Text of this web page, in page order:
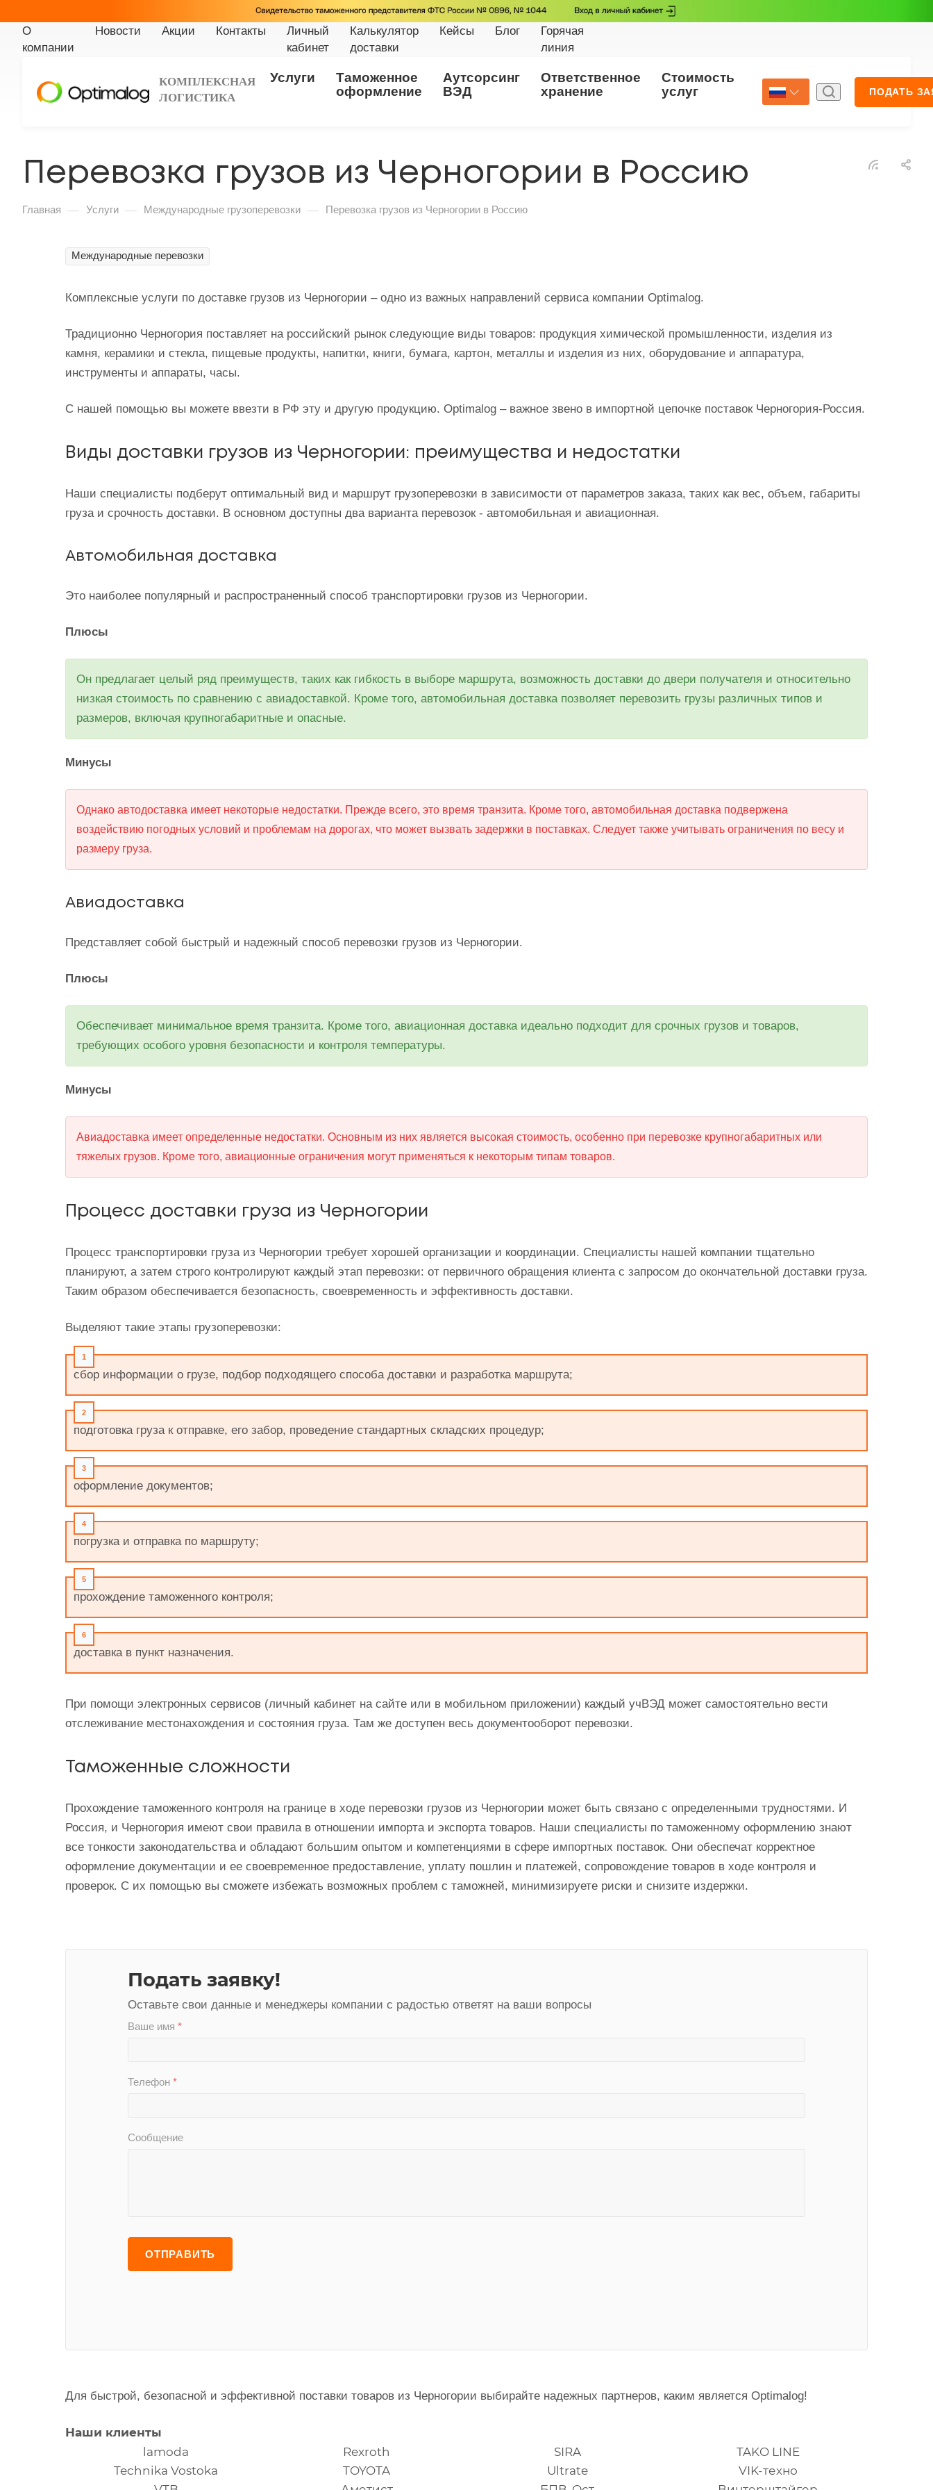
О
компании
Новости Акции Контакты
Личный
кабинет
Калькулятор
доставки
Кейсы Блог
Горячая
линия
КОМПЛЕКСНАЯ
ЛОГИСТИКА
Услуги
Таможенное
оформление
Аутсорсинг
ВЭД
Ответственное
хранение
Стоимость
услуг
Страхование
Select Language
ПОДАТЬ
Перевозка грузов из Черногории в Россию
Главная — Услуги — Международные грузоперевозки — Перевозка грузов из Черногории в Россию
Международные перевозки
Комплексные услуги по доставке грузов из Черногории – одно из важных направлений сервиса компании Optimalog.
Традиционно Черногория поставляет на российский рынок следующие виды товаров: продукция химической промышленности, изделия из
камня, керамики и стекла, пищевые продукты, напитки, книги, бумага, картон, металлы и изделия из них, оборудование и аппаратура,
инструменты и аппараты, часы.
С нашей помощью вы можете ввезти в РФ эту и другую продукцию. Optimalog – важное звено в импортной цепочке поставок Черногория-Россия.
Виды доставки грузов из Черногории: преимущества и недостатки
Наши специалисты подберут оптимальный вид и маршрут грузоперевозки в зависимости от параметров заказа, таких как вес, объем, габариты
груза и срочность доставки. В основном доступны два варианта перевозок - автомобильная и авиационная.
Автомобильная доставка
Это наиболее популярный и распространенный способ транспортировки грузов из Черногории.
Плюсы
Он предлагает целый ряд преимуществ, таких как гибкость в выборе маршрута, возможность доставки до двери получателя и относительно
низкая стоимость по сравнению с авиадоставкой. Кроме того, автомобильная доставка позволяет перевозить грузы различных типов и
размеров, включая крупногабаритные и опасные.
Минусы
Однако автодоставка имеет некоторые недостатки. Прежде всего, это время транзита. Кроме того, автомобильная доставка подвержена
воздействию погодных условий и проблемам на дорогах, что может вызвать задержки в поставках. Следует также учитывать ограничения по весу и
размеру груза.
Авиадоставка
Представляет собой быстрый и надежный способ перевозки грузов из Черногории.
Плюсы
Обеспечивает минимальное время транзита. Кроме того, авиационная доставка идеально подходит для срочных грузов и товаров,
требующих особого уровня безопасности и контроля температуры.
Минусы
Авиадоставка имеет определенные недостатки. Основным из них является высокая стоимость, особенно при перевозке крупногабаритных или
тяжелых грузов. Кроме того, авиационные ограничения могут применяться к некоторым типам товаров.
Процесс доставки груза из Черногории
Процесс транспортировки груза из Черногории требует хорошей организации и координации. Специалисты нашей компании тщательно
планируют, а затем строго контролируют каждый этап перевозки: от первичного обращения клиента с запросом до окончательной доставки груза.
Таким образом обеспечивается безопасность, своевременность и эффективность доставки.
Выделяют такие этапы грузоперевозки:
сбор информации о грузе, подбор подходящего способа доставки и разработка маршрута;
подготовка груза к отправке, его забор, проведение стандартных складских процедур;
оформление документов;
погрузка и отправка по маршруту;
прохождение таможенного контроля;
доставка в пункт назначения.
При помощи электронных сервисов (личный кабинет на сайте или в мобильном приложении) каждый учВЭД может самостоятельно вести
отслеживание местонахождения и состояния груза. Там же доступен весь документооборот перевозки.
Таможенные сложности
Прохождение таможенного контроля на границе в ходе перевозки грузов из Черногории может быть связано с определенными трудностями. И
Россия, и Черногория имеют свои правила в отношении импорта и экспорта товаров. Наши специалисты по таможенному оформлению знают
все тонкости законодательства и обладают большим опытом и компетенциями в сфере импортных поставок. Они обеспечат корректное
оформление документации и ее своевременное предоставление, уплату пошлин и платежей, сопровождение товаров в ходе контроля и
проверок. С их помощью вы сможете избежать возможных проблем с таможней, минимизируете риски и снизите издержки.
Подать заявку!
Оставьте свои данные и менеджеры компании с радостью ответят на ваши вопросы
Ваше имя *
Телефон *
Сообщение
Для быстрой, безопасной и эффективной поставки товаров из Черногории выбирайте надежных партнеров, каким является Optimalog!
Наши клиенты
lamoda
Rexroth SIRA
TAKO LINE
Technika Vostoka
TOYOTA Ultrate
VIK-техно